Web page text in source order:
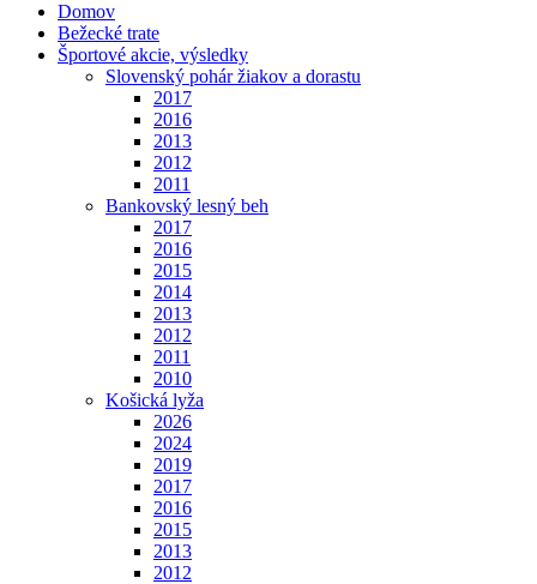
Domov
Bežecké trate
Športové akcie, výsledky
Slovenský pohár žiakov a dorastu
2017
2016
2013
2012
2011
Bankovský lesný beh
2017
2016
2015
2014
2013
2012
2011
2010
Košická lyža
2026
2024
2019
2017
2016
2015
2013
2012